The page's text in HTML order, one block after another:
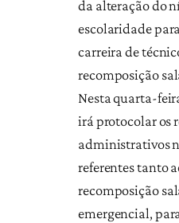
da alteração do
escolaridade
carreira de
recomposição
Nesta quarta-
irá protocolar os
administrativos
referentes tanto
recomposição
emergencial,